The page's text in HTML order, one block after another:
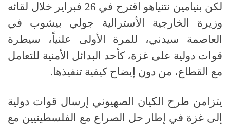
لكن بنيامين نتنياهو اقترح في 26 فبراير خلال لقائه
وزيرة الخارجية الأسترالية جولي بيشوب في
العاصمة سيدني، للمرة الأولى علنياً، سيطرة
قوات دولية على غزة، كأحد البدائل الأمنية للتعامل
مع القطاع، من دون إيضاح كيفية تنفيذها.
يتزامن طرح الكيان الصهيوني إرسال قوات دولية
إلى غزة في إطار حل الصراع مع الفلسطينيين مع